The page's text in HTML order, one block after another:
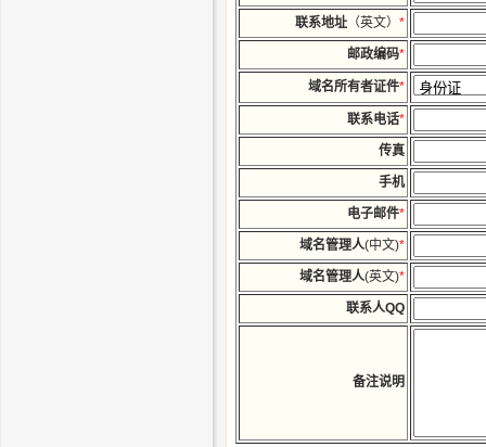
联系地址 （英文） *
邮政编码*
域名所有者证件*
联系电话*
传真
手机
电子邮件*
域名管理人(中文)*
域名管理人(英文)*
联系人QQ
备注说明